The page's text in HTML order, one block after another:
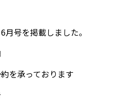
号を掲載しました。
を承っております